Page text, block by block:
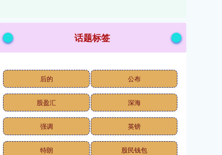
话题标签
后的 公布
股盈汇 深海
强调 英镑
特朗 股民钱包